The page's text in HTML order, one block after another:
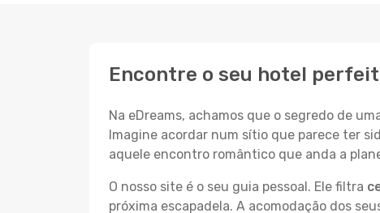
Encontre o seu hotel
Na eDreams, achamos que o segredo de
Imagine acordar num sítio que parece ter
aquele encontro romântico que anda a
O nosso site é o seu guia pessoal. Ele filtra
próxima escapadela. A acomodação dos